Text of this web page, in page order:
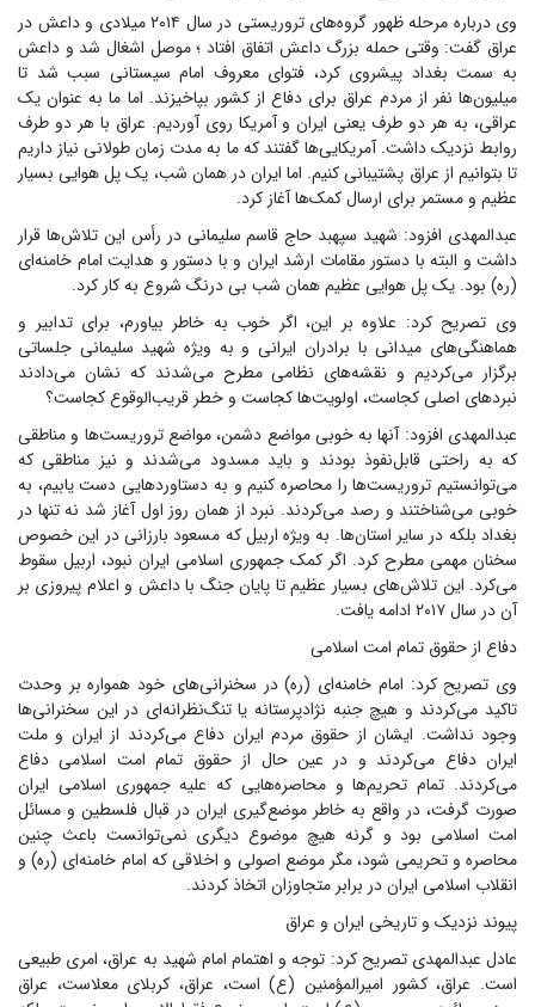
وی درباره مرحله ظهور گروه‌های تروریستی در سال ۲۰۱۴ میلادی و داعش در
عراق گفت: وقتی حمله بزرگ داعش اتفاق افتاد ؛ موصل اشغال شد و داعش
به سمت بغداد پیشروی کرد، فتوای معروف امام سیستانی سبب شد تا
میلیون‌ها نفر از مردم عراق برای دفاع از کشور بپاخیزند. اما ما به عنوان یک
عراقی، به هر دو طرف یعنی ایران و آمریکا روی آوردیم. عراق با هر دو طرف
روابط نزدیک داشت. آمریکایی‌ها گفتند که ما به مدت زمان طولانی نیاز داریم
تا بتوانیم از عراق پشتیبانی کنیم. اما ایران در همان شب، یک پل هوایی بسیار
عظیم و مستمر برای ارسال کمک‌ها آغاز کرد.
عبدالمهدی افزود: شهید سپهبد حاج قاسم سلیمانی در رأس این تلاش‌ها قرار
داشت و البته با دستور مقامات ارشد ایران و با دستور و هدایت امام خامنه‌ای
(ره) بود. یک پل هوایی عظیم همان شب بی‌ درنگ شروع به کار کرد.
وی تصریح کرد: علاوه بر این، اگر خوب به خاطر بیاورم، برای تدابیر و
هماهنگی‌های میدانی با برادران ایرانی و به ویژه شهید سلیمانی جلساتی
برگزار می‌کردیم و نقشه‌های نظامی مطرح می‌شدند که نشان می‌دادند
نبردهای اصلی کجاست، اولویت‌ها کجاست و خطر قریب‌الوقوع کجاست؟
عبدالمهدی افزود: آنها به خوبی مواضع دشمن، مواضع تروریست‌ها و مناطقی
که به راحتی قابل‌نفوذ بودند و باید مسدود می‌شدند و نیز مناطقی که
می‌توانستیم تروریست‌ها را محاصره کنیم و به دستاوردهایی دست یابیم، به
خوبی می‌شناختند و رصد می‌کردند. نبرد از همان روز اول آغاز شد نه تنها در
بغداد بلکه در سایر استان‌ها. به ویژه اربیل که مسعود بارزانی در این خصوص
سخنان مهمی مطرح کرد. اگر کمک جمهوری اسلامی ایران نبود، اربیل سقوط
می‌کرد. این تلاش‌های بسیار عظیم تا پایان جنگ با داعش و اعلام پیروزی بر
آن در سال ۲۰۱۷ ادامه یافت.
دفاع از حقوق تمام امت اسلامی
وی تصریح کرد: امام خامنه‌ای (ره) در سخنرانی‌های خود همواره بر وحدت
تاکید می‌کردند و هیچ جنبه نژادپرستانه یا تنگ‌نظرانه‌ای در این سخنرانی‌ها
وجود نداشت. ایشان از حقوق مردم ایران دفاع می‌کردند از ایران و ملت
ایران دفاع می‌کردند و در عین حال از حقوق تمام امت اسلامی دفاع
می‌کردند. تمام تحریم‌ها و محاصره‌هایی که علیه جمهوری اسلامی ایران
صورت گرفت، در واقع به خاطر موضع‌گیری‌ ایران در قبال فلسطین و مسائل
امت اسلامی بود و گرنه هیچ موضوع دیگری نمی‌توانست باعث چنین
محاصره و تحریمی شود، مگر موضع اصولی و اخلاقی که امام خامنه‌ای (ره) و
انقلاب اسلامی ایران در برابر متجاوزان اتخاذ کردند.
پیوند نزدیک و تاریخی ایران و عراق
عادل عبدالمهدی تصریح کرد: توجه و اهتمام امام شهید به عراق، امری طبیعی
است. عراق، کشور امیرالمؤمنین (ع) است، عراق، کربلای معلاست، عراق